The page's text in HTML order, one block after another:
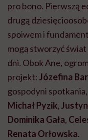
pro bono. Pierwszą
drugą
spoiwem i
mogą stworzyć
dni. Obok Ane,
projekt: Józefina
gospodyni
Michał Pyzik,
Dominika Gała,
Renata Orłowska.